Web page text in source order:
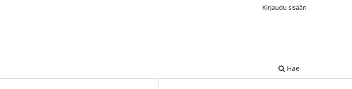
Hae
Kirjaudu sisään